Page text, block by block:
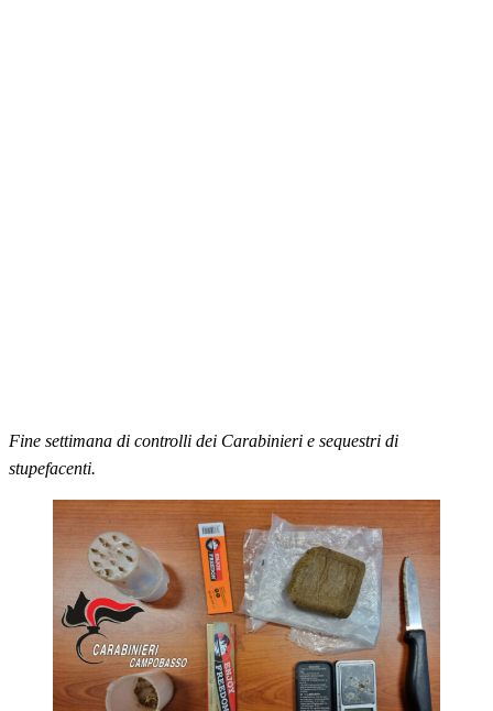
Fine settimana di controlli dei Carabinieri e sequestri di
stupefacenti.